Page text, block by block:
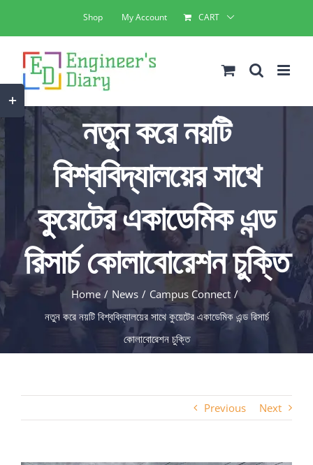
to
content
Shop My Account CART
নতুন করে নয়টি
বিশ্ববিদ্যালয়ের সাথে
কুয়েটের একাডেমিক এন্ড
রিসার্চ কোলাবোরেশন চুক্তি
Home News
Campus Connect
নতুন করে নয়টি বিশ্ববিদ্যালয়ের সাথে কুয়েটের একাডেমিক এন্ড রিসার্চ
কোলাবোরেশন চুক্তি
Previous Next
Toggle
Sliding
Bar
Area